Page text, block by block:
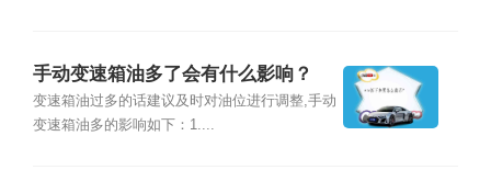
手动变速箱油多了会有什么影响？
变速箱油过多的话建议及时对油位进行调整,手动
变速箱油多的影响如下：1....